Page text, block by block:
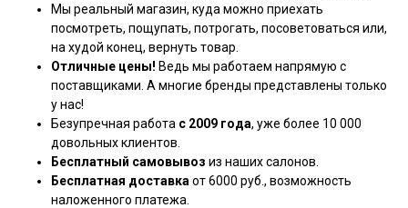
Мы реальный магазин, куда можно приехать
посмотреть, пощупать, потрогать, посоветоваться или,
на худой конец, вернуть товар.
Отличные цены! Ведь мы работаем напрямую с
поставщиками. А многие бренды представлены только
у нас!
Безупречная работа с 2009 года, уже более 10 000
довольных клиентов.
Бесплатный самовывоз из наших салонов.
Бесплатная доставка от 6000 руб., возможность
наложенного платежа.